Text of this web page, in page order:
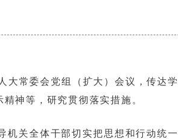
大常委会党组（扩大）会议，传达
神等，研究贯彻落实措施。
机关全体干部切实把思想和行动统